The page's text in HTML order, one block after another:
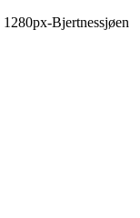
1280px-Bjertnessjøen